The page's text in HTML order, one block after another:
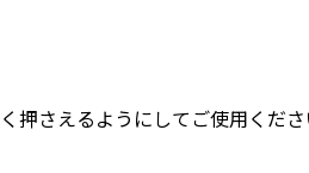
押さえるようにしてご使用くだ